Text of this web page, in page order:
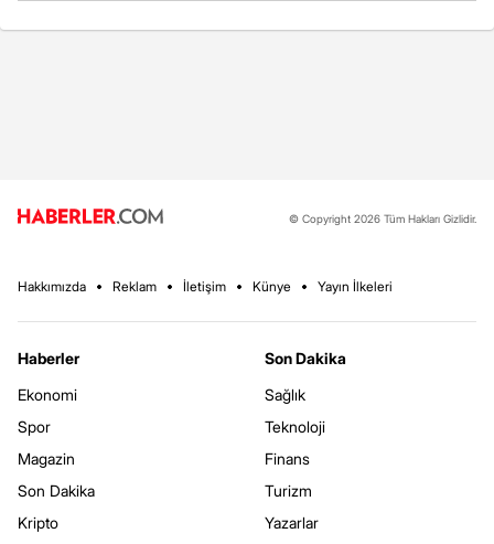
© Copyright 2026 Tüm Hakları Gizlidir.
Hakkımızda Reklam İletişim Künye Yayın İlkeleri
Haberler
Ekonomi
Spor
Magazin
Son Dakika
Kripto
Son Dakika
Sağlık
Teknoloji
Finans
Turizm
Yazarlar